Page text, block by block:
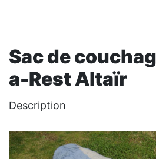
Sac de
a-Rest Altaïr
Description